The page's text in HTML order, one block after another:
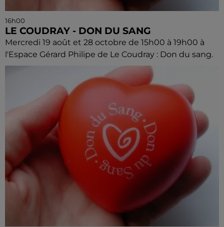
16h00
LE COUDRAY - DON DU SANG
Mercredi 19 août et 28 octobre de 15h00 à 19h00 à
l'Espace Gérard Philipe de Le Coudray : Don du sang.